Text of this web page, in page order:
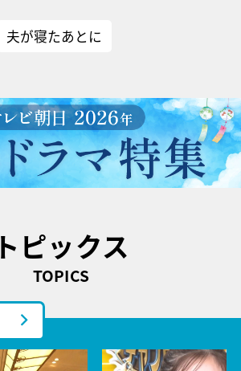
夫が寝たあとに
トピックス
TOPICS